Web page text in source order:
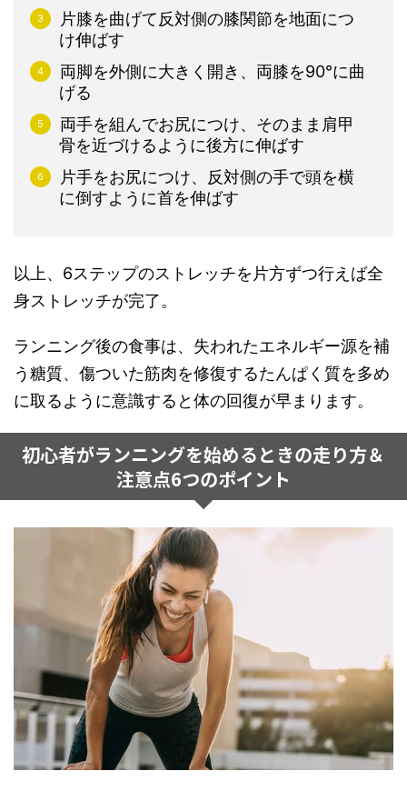
片膝を曲げて反対側の膝関節を地面につ
け伸ばす
両脚を外側に大きく開き、両膝を90°に曲
げる
両手を組んでお尻につけ、そのまま肩甲
骨を近づけるように後方に伸ばす
片手をお尻につけ、反対側の手で頭を横
に倒すように首を伸ばす
以上、6ステップのストレッチを片方ずつ行えば全
身ストレッチが完了。
ランニング後の食事は、失われたエネルギー源を補
う糖質、傷ついた筋肉を修復するたんぱく質を多め
に取るように意識すると体の回復が早まります。
初心者がランニングを始めるときの走り方＆
注意点6つのポイント